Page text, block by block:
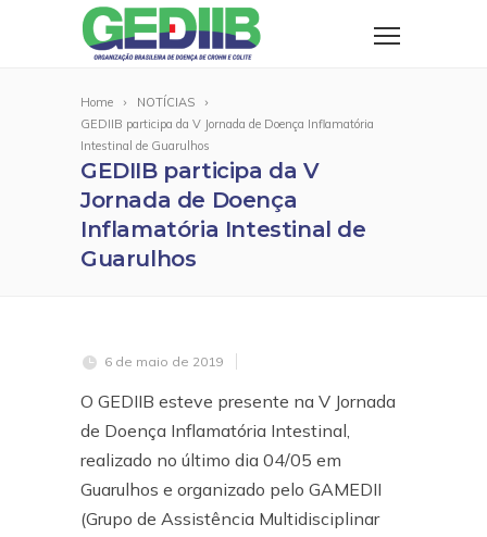
Home
NOTÍCIAS
GEDIIB participa da V Jornada de Doença Inflamatória
Intestinal de Guarulhos
GEDIIB participa da V
Jornada de Doença
Inflamatória Intestinal de
Guarulhos
6 de maio de 2019
O GEDIIB esteve presente na V Jornada
de Doença Inflamatória Intestinal,
realizado no último dia 04/05 em
Guarulhos e organizado pelo GAMEDII
(Grupo de Assistência Multidisciplinar